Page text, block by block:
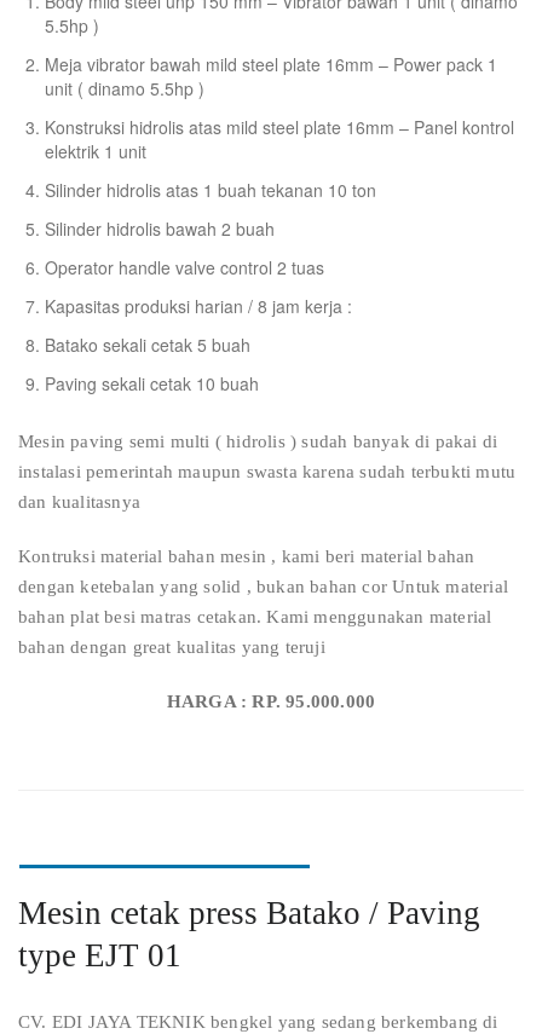
5.5hp )
Meja vibrator bawah mild steel plate 16mm – Power pack 1
unit ( dinamo 5.5hp )
Konstruksi hidrolis atas mild steel plate 16mm – Panel kontrol
elektrik 1 unit
Silinder hidrolis atas 1 buah tekanan 10 ton
Silinder hidrolis bawah 2 buah
Operator handle valve control 2 tuas
Kapasitas produksi harian / 8 jam kerja :
Batako sekali cetak 5 buah
Paving sekali cetak 10 buah
Mesin paving semi multi ( hidrolis ) sudah banyak di pakai di
instalasi pemerintah maupun swasta karena sudah terbukti mutu
dan kualitasnya
Kontruksi material bahan mesin , kami beri material bahan
dengan ketebalan yang solid , bukan bahan cor Untuk material
bahan plat besi matras cetakan. Kami menggunakan material
bahan dengan great kualitas yang teruji
HARGA : RP. 95.000.000
Mesin cetak press Batako / Paving
type EJT 01
CV. EDI JAYA TEKNIK bengkel yang sedang berkembang di